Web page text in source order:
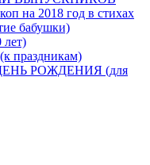
на 2018 год в стихах
бабушки)
РОЖДЕНИЯ (для